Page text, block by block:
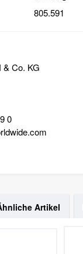
805.591
& Co. KG
0
Artikel